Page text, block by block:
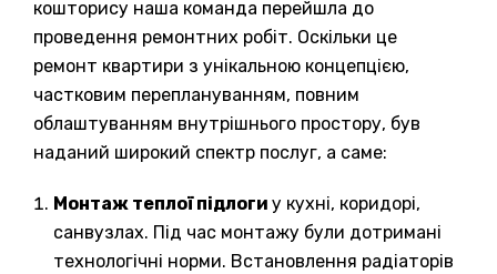
кошторису наша команда перейшла до
проведення ремонтних робіт. Оскільки це
ремонт квартири з унікальною концепцією,
частковим переплануванням, повним
облаштуванням внутрішнього простору, був
наданий широкий спектр послуг, а саме:
Монтаж теплої підлоги у кухні, коридорі,
санвузлах. Під час монтажу були дотримані
технологічні норми. Встановлення радіаторів